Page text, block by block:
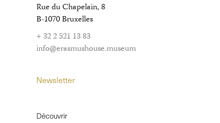
Rue du Chapelain, 8
B-1070 Bruxelles
+ 32 2 521 13 83
info@erasmushouse.museum
Newsletter
Découvrir